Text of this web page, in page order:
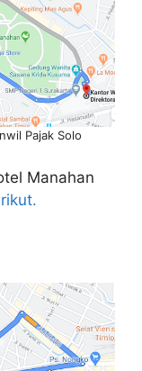
Pajak Solo
Manahan